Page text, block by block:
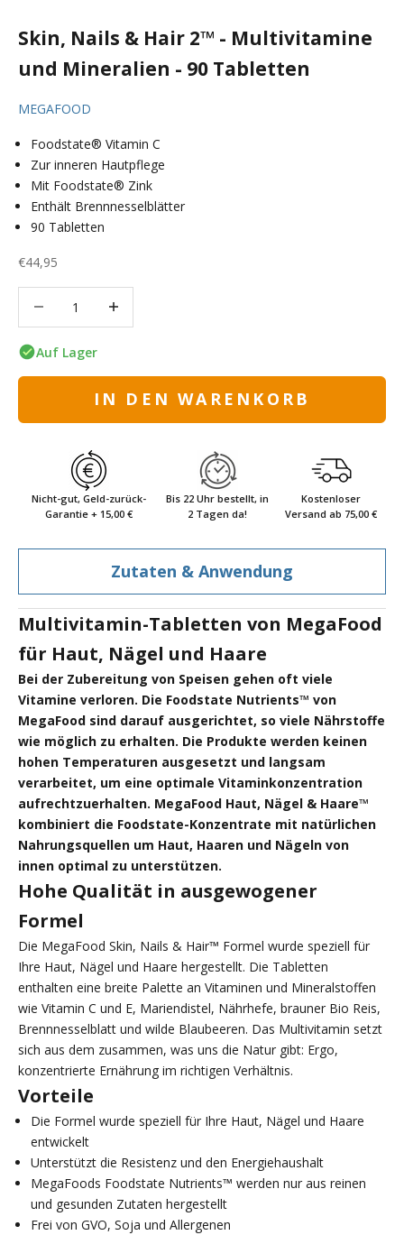
Skin, Nails & Hair 2™ - Multivitamine
und Mineralien - 90 Tabletten
MEGAFOOD
Foodstate® Vitamin C
Zur inneren Hautpflege
Mit Foodstate® Zink
Enthält Brennnesselblätter
90 Tabletten
Angebot
€44,95
Auf Lager
IN DEN WARENKORB
Nicht-gut, Geld-zurück-
Garantie + 15,00 €
Bis 22 Uhr bestellt, in
2 Tagen da!
Kostenloser
Versand ab 75,00 €
Zutaten & Anwendung
Multivitamin-Tabletten von MegaFood
für Haut, Nägel und Haare
Bei der Zubereitung von Speisen gehen oft viele
Vitamine verloren. Die Foodstate Nutrients™ von
MegaFood sind darauf ausgerichtet, so viele Nährstoffe
wie möglich zu erhalten. Die Produkte werden keinen
hohen Temperaturen ausgesetzt und langsam
verarbeitet, um eine optimale Vitaminkonzentration
aufrechtzuerhalten. MegaFood Haut, Nägel & Haare™
kombiniert die Foodstate-Konzentrate mit natürlichen
Nahrungsquellen um Haut, Haaren und Nägeln von
innen optimal zu unterstützen.
Hohe Qualität in ausgewogener
Formel
Die MegaFood Skin, Nails & Hair™ Formel wurde speziell für
Ihre Haut, Nägel und Haare hergestellt. Die Tabletten
enthalten eine breite Palette an Vitaminen und Mineralstoffen
wie Vitamin C und E, Mariendistel, Nährhefe, brauner Bio Reis,
Brennnesselblatt und wilde Blaubeeren. Das Multivitamin setzt
sich aus dem zusammen, was uns die Natur gibt: Ergo,
konzentrierte Ernährung im richtigen Verhältnis.
Vorteile
Die Formel wurde speziell für Ihre Haut, Nägel und Haare
entwickelt
Unterstützt die Resistenz und den Energiehaushalt
MegaFoods Foodstate Nutrients™ werden nur aus reinen
und gesunden Zutaten hergestellt
Frei von GVO, Soja und Allergenen